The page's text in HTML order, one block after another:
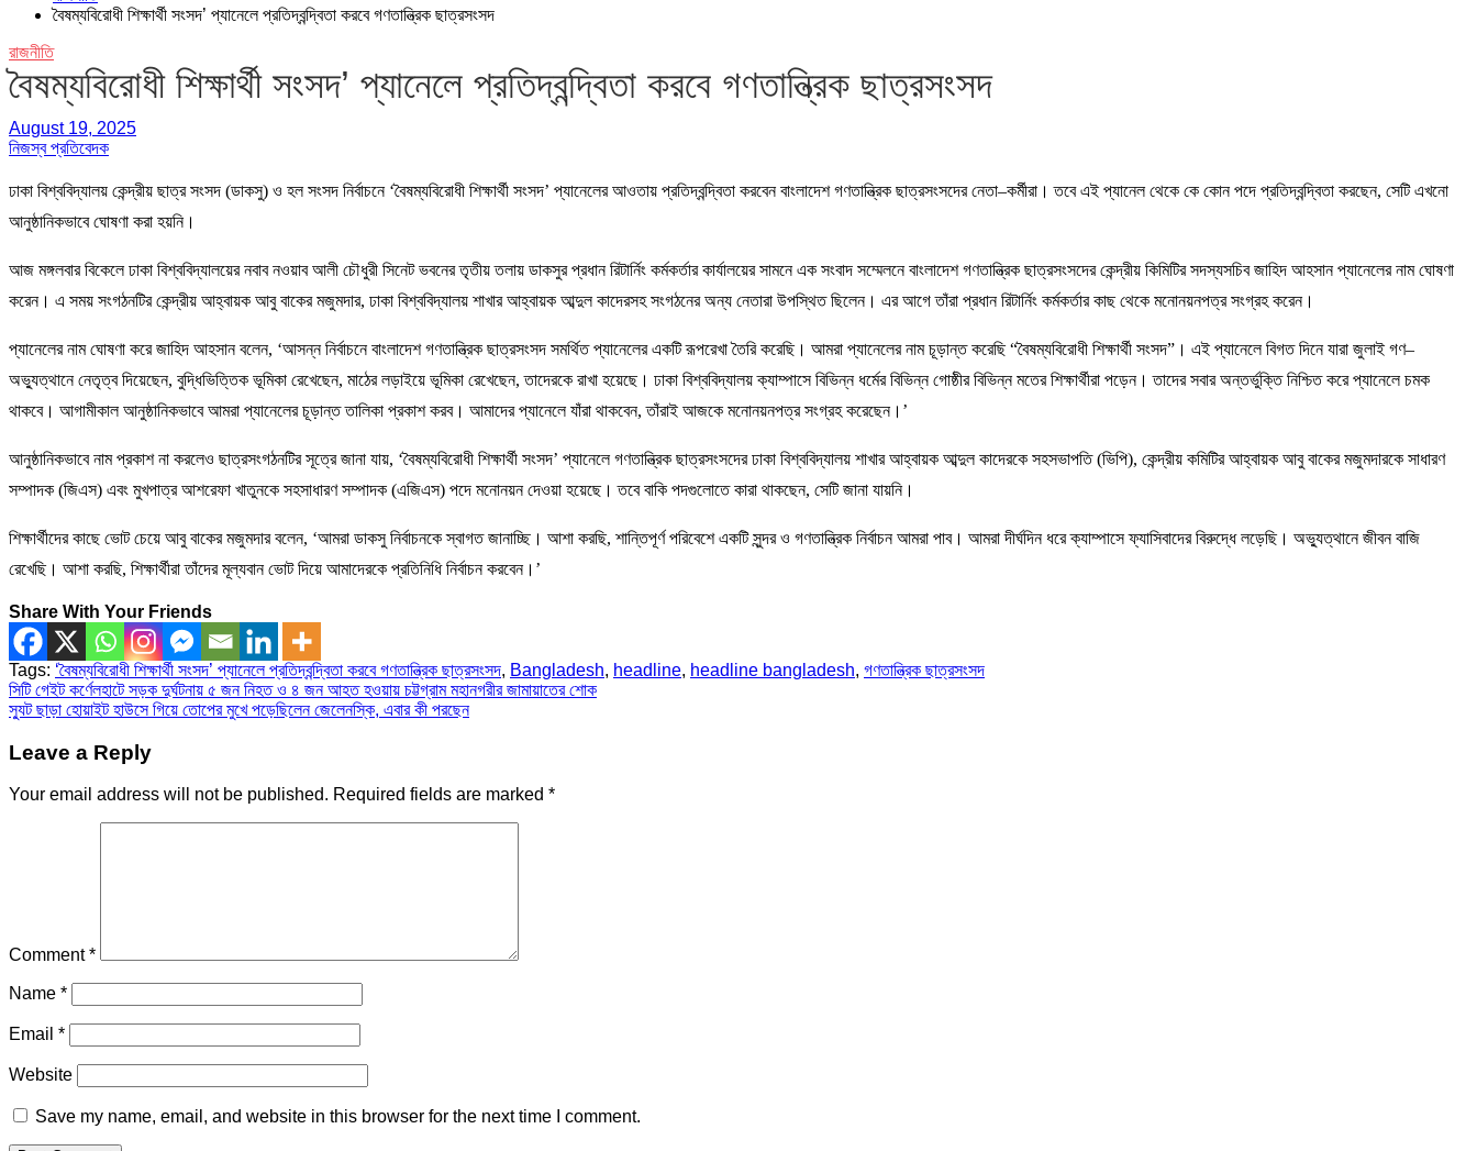
বৈষম্যবিরোধী শিক্ষার্থী সংসদ’ প্যানেলে প্রতিদ্বন্দ্বিতা করবে গণতান্ত্রিক ছাত্রসংসদ
রাজনীতি
বৈষম্যবিরোধী শিক্ষার্থী সংসদ’ প্যানেলে প্রতিদ্বন্দ্বিতা করবে গণতান্ত্রিক ছাত্রসংসদ
August 19, 2025
নিজস্ব প্রতিবেদক
ঢাকা বিশ্ববিদ্যালয় কেন্দ্রীয় ছাত্র সংসদ (ডাকসু) ও হল সংসদ নির্বাচনে ‘বৈষম্যবিরোধী শিক্ষার্থী সংসদ’ প্যানেলের আওতায় প্রতিদ্বন্দ্বিতা করবেন বাংলাদেশ গণতান্ত্রিক ছাত্রসংসদের নেতা–কর্মীরা। তবে এই প্যানেল থেকে কে কোন পদে প্রতিদ্বন্দ্বিতা করছেন, সেটি এখনো
আনুষ্ঠানিকভাবে ঘোষণা করা হয়নি।
আজ মঙ্গলবার বিকেলে ঢাকা বিশ্ববিদ্যালয়ের নবাব নওয়াব আলী চৌধুরী সিনেট ভবনের তৃতীয় তলায় ডাকসুর প্রধান রিটার্নিং কর্মকর্তার কার্যালয়ের সামনে এক সংবাদ সম্মেলনে বাংলাদেশ গণতান্ত্রিক ছাত্রসংসদের কেন্দ্রীয় কিমিটির সদস্যসচিব জাহিদ আহসান প্যানেলের নাম ঘোষণা
করেন। এ সময় সংগঠনটির কেন্দ্রীয় আহ্বায়ক আবু বাকের মজুমদার, ঢাকা বিশ্ববিদ্যালয় শাখার আহ্বায়ক আব্দুল কাদেরসহ সংগঠনের অন্য নেতারা উপস্থিত ছিলেন। এর আগে তাঁরা প্রধান রিটার্নিং কর্মকর্তার কাছ থেকে মনোনয়নপত্র সংগ্রহ করেন।
প্যানেলের নাম ঘোষণা করে জাহিদ আহসান বলেন, ‘আসন্ন নির্বাচনে বাংলাদেশ গণতান্ত্রিক ছাত্রসংসদ সমর্থিত প্যানেলের একটি রূপরেখা তৈরি করেছি। আমরা প্যানেলের নাম চূড়ান্ত করেছি “বৈষম্যবিরোধী শিক্ষার্থী সংসদ”। এই প্যানেলে বিগত দিনে যারা জুলাই গণ–
অভ্যুত্থানে নেতৃত্ব দিয়েছেন, বুদ্ধিভিত্তিক ভূমিকা রেখেছেন, মাঠের লড়াইয়ে ভূমিকা রেখেছেন, তাদেরকে রাখা হয়েছে। ঢাকা বিশ্ববিদ্যালয় ক্যাম্পাসে বিভিন্ন ধর্মের বিভিন্ন গোষ্ঠীর বিভিন্ন মতের শিক্ষার্থীরা পড়েন। তাদের সবার অন্তর্ভুক্তি নিশ্চিত করে প্যানেলে চমক
থাকবে। আগামীকাল আনুষ্ঠানিকভাবে আমরা প্যানেলের চূড়ান্ত তালিকা প্রকাশ করব। আমাদের প্যানেলে যাঁরা থাকবেন, তাঁরাই আজকে মনোনয়নপত্র সংগ্রহ করেছেন।’
আনুষ্ঠানিকভাবে নাম প্রকাশ না করলেও ছাত্রসংগঠনটির সূত্রে জানা যায়, ‘বৈষম্যবিরোধী শিক্ষার্থী সংসদ’ প্যানেলে গণতান্ত্রিক ছাত্রসংসদের ঢাকা বিশ্ববিদ্যালয় শাখার আহ্বায়ক আব্দুল কাদেরকে সহসভাপতি (ভিপি), কেন্দ্রীয় কমিটির আহ্বায়ক আবু বাকের মজুমদারকে সাধারণ
সম্পাদক (জিএস) এবং মুখপাত্র আশরেফা খাতুনকে সহসাধারণ সম্পাদক (এজিএস) পদে মনোনয়ন দেওয়া হয়েছে। তবে বাকি পদগুলোতে কারা থাকছেন, সেটি জানা যায়নি।
শিক্ষার্থীদের কাছে ভোট চেয়ে আবু বাকের মজুমদার বলেন, ‘আমরা ডাকসু নির্বাচনকে স্বাগত জানাচ্ছি। আশা করছি, শান্তিপূর্ণ পরিবেশে একটি সুন্দর ও গণতান্ত্রিক নির্বাচন আমরা পাব। আমরা দীর্ঘদিন ধরে ক্যাম্পাসে ফ্যাসিবাদের বিরুদ্ধে লড়েছি। অভ্যুত্থানে জীবন বাজি
রেখেছি। আশা করছি, শিক্ষার্থীরা তাঁদের মূল্যবান ভোট দিয়ে আমাদেরকে প্রতিনিধি নির্বাচন করবেন।’
Share With Your Friends
Tags: ‘বৈষম্যবিরোধী শিক্ষার্থী সংসদ’ প্যানেলে প্রতিদ্বন্দ্বিতা করবে গণতান্ত্রিক ছাত্রসংসদ, Bangladesh, headline, headline bangladesh, গণতান্ত্রিক ছাত্রসংসদ
Post
navigation
সিটি গেইট কর্ণেলহাটে সড়ক দুর্ঘটনায় ৫ জন নিহত ও ৪ জন আহত হওয়ায় চট্টগ্রাম মহানগরীর জামায়াতের শোক
স্যুট ছাড়া হোয়াইট হাউসে গিয়ে তোপের মুখে পড়েছিলেন জেলেনস্কি, এবার কী পরছেন
Leave a Reply
Your email address will not be published. Required fields are marked *
Comment*
Name *
Email *
Website
Save my name, email, and website in this browser for the next time I comment.